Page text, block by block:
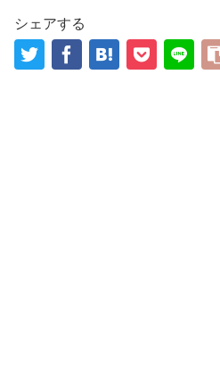
シェアする